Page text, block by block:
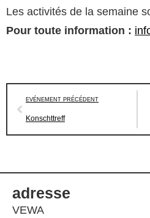
Les activités de la semaine
Pour toute information :
EVÉNEMENT PRÉCÉDENT
Konschttreff
adresse
VEWA